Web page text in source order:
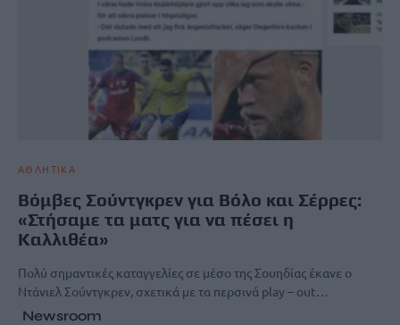
ΑΘΛΗΤΙΚΑ
Βόμβες Σούντγκρεν για Βόλο και Σέρρες:
«Στήσαμε τα ματς για να πέσει η
Καλλιθέα»
Πολύ σημαντικές καταγγελίες σε μέσο της Σουηδίας έκανε ο
Ντάνιελ Σούντγκρεν, σχετικά με τα περσινά play – out…
Newsroom